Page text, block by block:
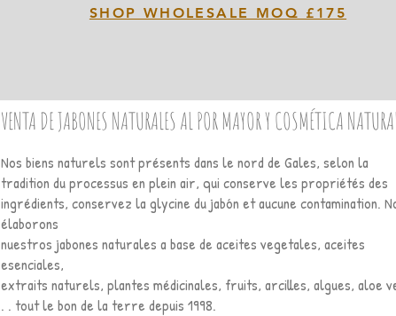
SHOP WHOLESALE MOQ £175
Nos biens naturels sont présents dans le nord de Gales, selon la
tradition du processus en plein air, qui conserve les propriétés des
ingrédients, conservez la glycine du jabón et aucune contamination.
élaborons
nuestros jabones naturales a base de aceites vegetales, aceites
esenciales,
extraits naturels, plantes médicinales, fruits, arcilles, algues, aloe
. . tout le bon de la terre depuis 1998.
VENTA DE JABONES NATURALES AL POR MAYOR Y COSMÉTICA